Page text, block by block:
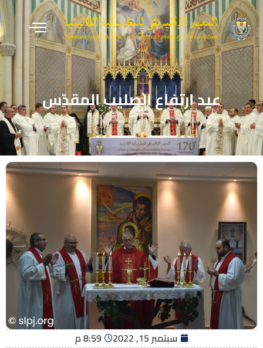
عيد ارتفاع الصليب المقدّس
سبتمبر 15, 2022
8:59 م